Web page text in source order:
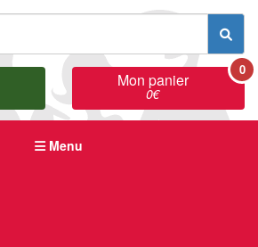
Mon panier
0€
0
Menu